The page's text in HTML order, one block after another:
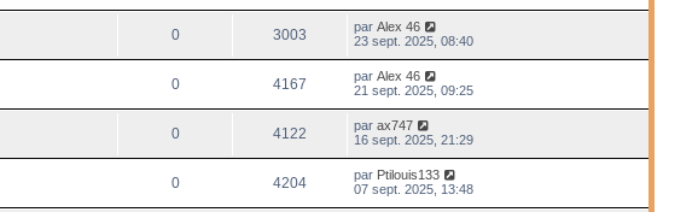
0 3003 parAlex 46
23 sept. 2025, 08:40
0 4167 parAlex 46
21 sept. 2025, 09:25
0 4122 parax747
16 sept. 2025, 21:29
0 4204 par Ptilouis133
07 sept. 2025, 13:48